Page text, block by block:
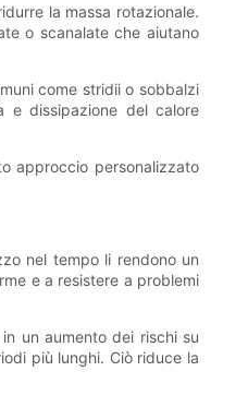
la massa rotazionale.
o scanalate che aiutano
come stridii o sobbalzi
e dissipazione del calore
approccio personalizzato
nel tempo li rendono un
e a resistere a problemi
un aumento dei rischi su
più lunghi. Ciò riduce la